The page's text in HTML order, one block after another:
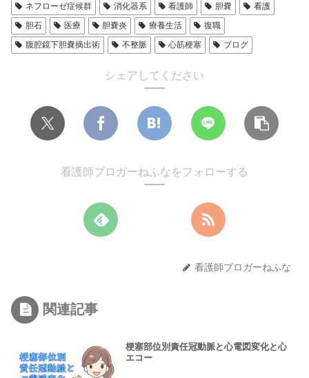
ネフローゼ症候群
消化器系 看護師 胆嚢
看護
胆石
医療 胆嚢炎 療養生活
復職
腹腔鏡下胆嚢摘出術
不整脈 心筋梗塞 ブログ
シェアしてください
看護師ブロガーねふなをフォローする
看護師ブロガーねふな
関連記事
梗塞部位別責任冠動脈と心電図変化と心
エコー